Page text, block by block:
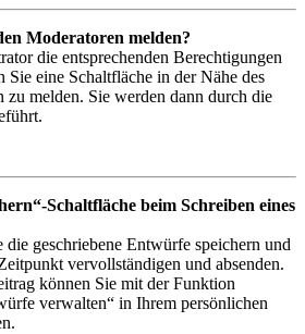
Moderatoren melden?
die entsprechenden Berechtigungen
Sie eine Schaltfläche in der Nähe des
zu melden. Sie werden dann durch die
Schaltfläche beim Schreiben eines
geschriebene Entwürfe speichern und
vervollständigen und absenden.
können Sie mit der Funktion
verwalten“ in Ihrem persönlichen